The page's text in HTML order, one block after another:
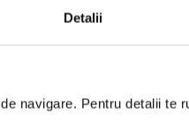
Detalii
navigare. Pentru detalii te